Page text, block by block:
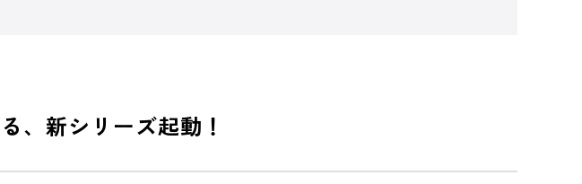
、新シリーズ起動！